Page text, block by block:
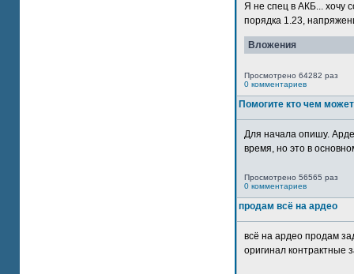
Я не спец в АКБ... хочу
порядка 1.23,
Вложения
Просмотрено 64282 раз
0 комментариев
Помогите кто чем может
Для начала опишу.
время, но это в
Просмотрено 56565 раз
0 комментариев
продам всё на ардео
всё на ардео продам
оригинал контрактные